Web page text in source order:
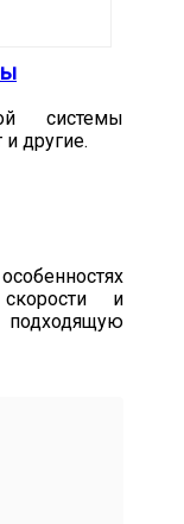
системы
другие.
и
подходящую